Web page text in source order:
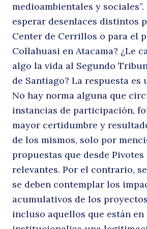
medioambientales y
esperar desenlaces distintos
Center de Cerrillos o para el
Collahuasi en Atacama? ¿Le
algo la vida al Segundo
de Santiago? La respuesta es
No hay norma alguna que
instancias de participación,
mayor certidumbre y
de los mismos, solo por
propuestas que desde
relevantes. Por el contrario,
se deben contemplar los
acumulativos de los
incluso aquellos que están